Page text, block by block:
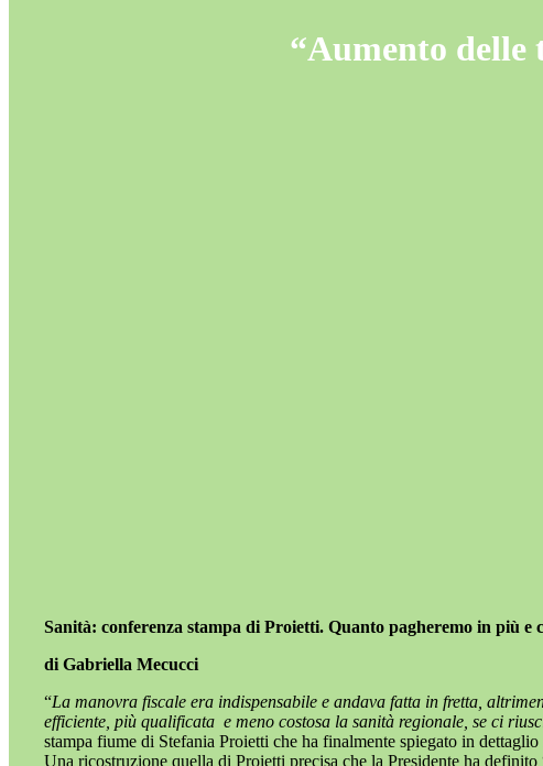
“Aumento
Sanità: conferenza stampa di Proietti. Quanto pagheremo in più e
di Gabriella Mecucci
“La manovra fiscale era indispensabile e andava fatta in fretta,
efficiente, più qualificata e meno costosa la sanità regionale, se ci
stampa fiume di Stefania Proietti che ha finalmente spiegato in
Una ricostruzione quella di Proietti precisa che la Presidente ha